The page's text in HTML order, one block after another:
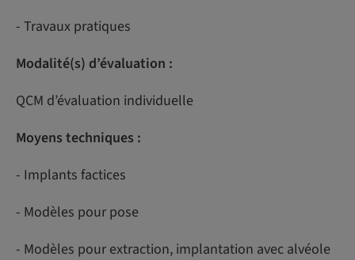
- Travaux pratiques
Modalité(s) d’évaluation :
QCM d’évaluation individuelle
Moyens techniques :
- Implants factices
- Modèles pour pose
- Modèles pour extraction, implantation avec alvéole